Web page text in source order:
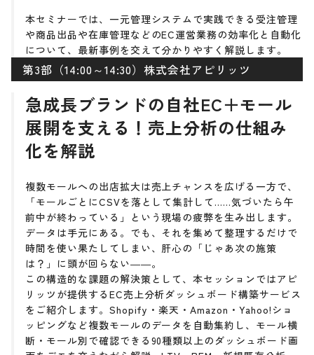
本セミナーでは、一元管理システムで実践できる受注管理
や商品出品や在庫管理などのEC運営業務の効率化と自動化
について、最新事例を交えて分かりやすく解説します。
第3部（14:00～14:30）株式会社アピリッツ
急成長ブランドの自社EC＋モール
展開を支える！売上分析の仕組み
化を解説
複数モールへの出店拡大は売上チャンスを広げる一方で、
「モールごとにCSVを落として集計して……気づいたら午
前中が終わっている」という現場の疲弊を生み出します。
データは手元にある。でも、それを集めて整理するだけで
時間を使い果たしてしまい、肝心の「じゃあ次の施策
は？」に頭が回らない――。
この構造的な課題の解決策として、本セッションではアピ
リッツが提供するEC売上分析ダッシュボード構築サービス
をご紹介します。Shopify・楽天・Amazon・Yahoo!ショ
ッピングなど複数モールのデータを自動集約し、モール横
断・モール別で確認できる90種類以上のダッシュボード画